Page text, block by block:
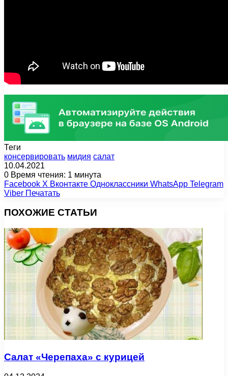
Теги
консервировать мидия салат
10.04.2021
0 Время чтения: 1 минута
Facebook X Вконтакте Одноклассники WhatsApp Telegram
Viber Печатать
ПОХОЖИЕ СТАТЬИ
Салат «Черепаха» с курицей